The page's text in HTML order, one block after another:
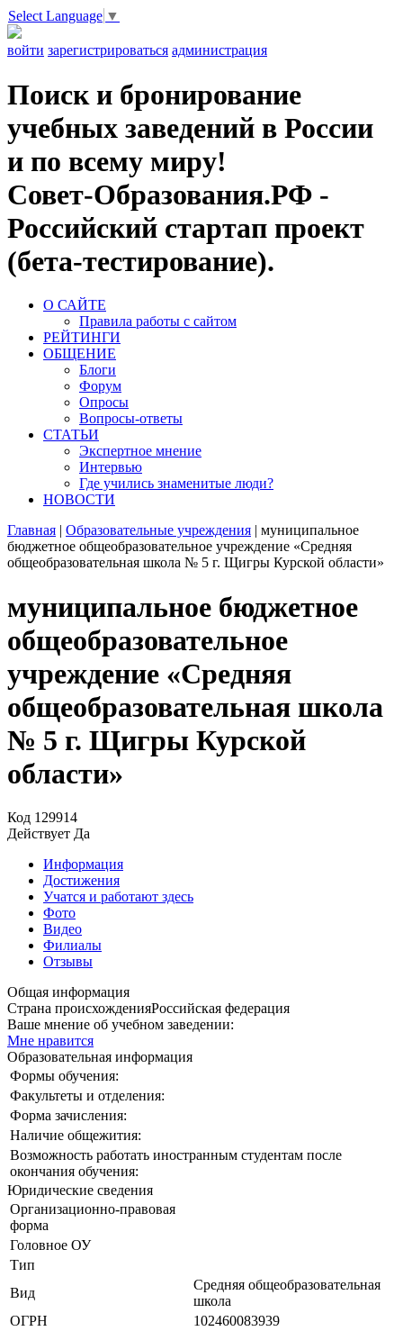
Select Language ▼
войти зарегистрироваться администрация
Поиск и бронирование
учебных заведений в России
и по всему миру!
Совет-Образования.РФ -
Российский стартап проект
(бета-тестирование).
О САЙТЕ
Правила работы с сайтом
РЕЙТИНГИ
ОБЩЕНИЕ
Блоги
Форум
Опросы
Вопросы-ответы
СТАТЬИ
Экспертное мнение
Интервью
Где учились знаменитые люди?
НОВОСТИ
Главная | Образовательные учреждения | муниципальное
бюджетное общеобразовательное учреждение «Средняя
общеобразовательная школа № 5 г. Щигры Курской области»
муниципальное бюджетное
общеобразовательное
учреждение «Средняя
общеобразовательная школа
№ 5 г. Щигры Курской
области»
Код 129914
Действует Да
Информация
Достижения
Учатся и работают здесь
Фото
Видео
Филиалы
Отзывы
Общая информация
Страна происхожденияРоссийская федерация
Ваше мнение об учебном заведении:
Мне нравится
Образовательная информация
Формы обучения:
Факультеты и отделения:
Форма зачисления:
Наличие общежития:
Возможность работать иностранным студентам после
окончания обучения:
Юридические сведения
Организационно-правовая
форма
Головное ОУ
Тип
Вид
Средняя общеобразовательная
школа
ОГРН
102460083939